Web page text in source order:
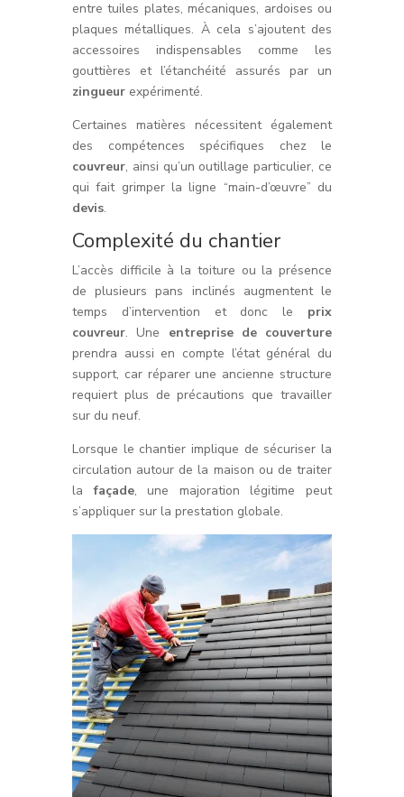
entre tuiles plates, mécaniques, ardoises ou
plaques métalliques. À cela s’ajoutent des
accessoires indispensables comme les
gouttières et l’étanchéité assurés par un
zingueur expérimenté.
Certaines matières nécessitent également
des compétences spécifiques chez le
couvreur, ainsi qu’un outillage particulier, ce
qui fait grimper la ligne “main-d’œuvre” du
devis.
Complexité du chantier
L’accès difficile à la toiture ou la présence
de plusieurs pans inclinés augmentent le
temps d’intervention et donc le prix
couvreur. Une entreprise de couverture
prendra aussi en compte l’état général du
support, car réparer une ancienne structure
requiert plus de précautions que travailler
sur du neuf.
Lorsque le chantier implique de sécuriser la
circulation autour de la maison ou de traiter
lafaçade, une majoration légitime peut
s’appliquer sur la prestation globale.